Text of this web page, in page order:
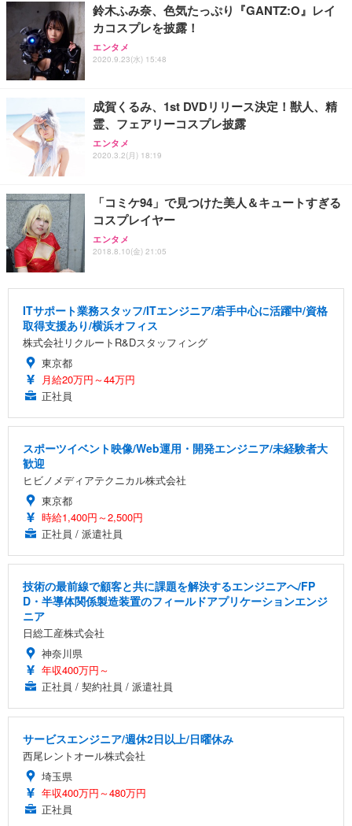
鈴木ふみ奈、色気たっぷり『GANTZ:O』レイ
カコスプレを披露！
エンタメ
2020.9.23(水) 15:48
成賀くるみ、1st DVDリリース決定！獣人、精
霊、フェアリーコスプレ披露
エンタメ
2020.3.2(月) 18:19
「コミケ94」で見つけた美人＆キュートすぎる
コスプレイヤー
エンタメ
2018.8.10(金) 21:05
ITサポート業務スタッフ/ITエンジニア/若手中心に活躍中/資格
取得支援あり/横浜オフィス
株式会社リクルートR&Dスタッフィング
東京都
月給20万円～44万円
正社員
スポーツイベント映像/Web運用・開発エンジニア/未経験者大
歓迎
ヒビノメディアテクニカル株式会社
東京都
時給1,400円～2,500円
正社員 / 派遣社員
技術の最前線で顧客と共に課題を解決するエンジニアへ/FP
D・半導体関係製造装置のフィールドアプリケーションエンジ
ニア
日総工産株式会社
神奈川県
年収400万円～
正社員 / 契約社員 / 派遣社員
サービスエンジニア/週休2日以上/日曜休み
西尾レントオール株式会社
埼玉県
年収400万円～480万円
正社員